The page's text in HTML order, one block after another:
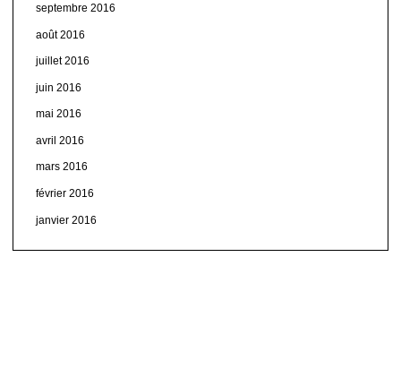
septembre 2016
août 2016
juillet 2016
juin 2016
mai 2016
avril 2016
mars 2016
février 2016
janvier 2016